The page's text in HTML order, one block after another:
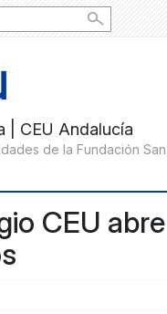
CEU